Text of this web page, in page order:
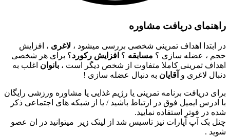
راهنمای دریافت مشاوره
در ابتدا اهداف تمرینی شخصی بررسی میشود ، لاغری ، افزایش
حجم ، عضله سازی ؟ مسابقه ؟ افزایش رکورد؟ برای هر شخصی
اهداف تمرینی کاملا متفاوت از شخص دیگر است ، بانوان اغلب به
دنبال لاغری و آقایان به دنبال عضله سازی !
برای دریافت برنامه تمرینی یا رژیم غذایی یا مشاوره ورزشی رایگان
با ادرس ایمیل فوق در ارتباط باشید / یا از شبکه های اجتماعی ذکر
شده در فوتر استفاده نمایید.
چنل بک آپ آپارات نیز تاسیس شد از لینک زیر میتوانید در ان عصو
شوید .